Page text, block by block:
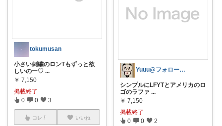
tokumusan
小さい刺繍のロンTもずっと欲
しいのー♡ ...
￥ 7,150
掲載終了
0 0 3
コレ いいね
Yuuu@フォローありがとうございます！
シンプルにLFYTとアメリカのロ
ゴのラファ ...
￥ 7,150
掲載終了
0 0 2